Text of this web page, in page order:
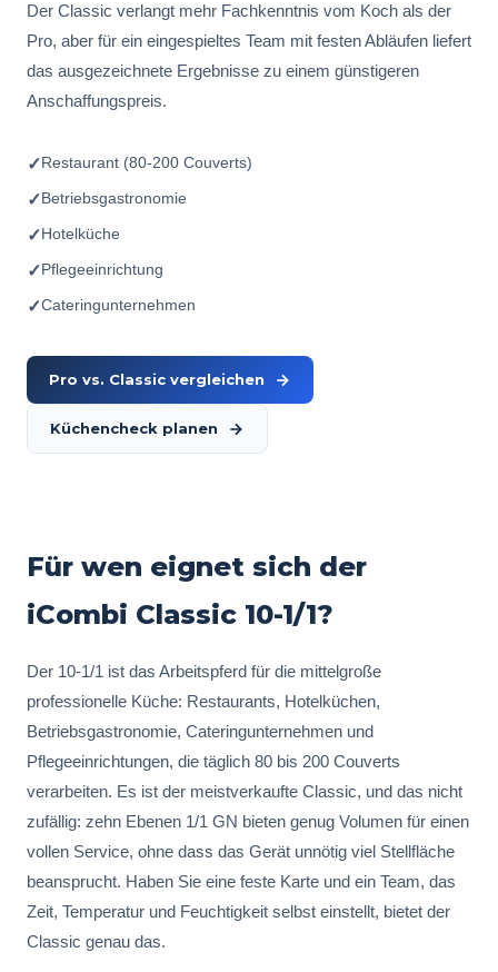
Der Classic verlangt mehr Fachkenntnis vom Koch als der
Pro, aber für ein eingespieltes Team mit festen Abläufen liefert
das ausgezeichnete Ergebnisse zu einem günstigeren
Anschaffungspreis.
✓Restaurant (80-200 Couverts)
✓Betriebsgastronomie
✓Hotelküche
✓Pflegeeinrichtung
✓Cateringunternehmen
Pro vs. Classic vergleichen
Küchencheck planen
Für wen eignet sich der
iCombi Classic 10-1/1?
Der 10-1/1 ist das Arbeitspferd für die mittelgroße
professionelle Küche: Restaurants, Hotelküchen,
Betriebsgastronomie, Cateringunternehmen und
Pflegeeinrichtungen, die täglich 80 bis 200 Couverts
verarbeiten. Es ist der meistverkaufte Classic, und das nicht
zufällig: zehn Ebenen 1/1 GN bieten genug Volumen für einen
vollen Service, ohne dass das Gerät unnötig viel Stellfläche
beansprucht. Haben Sie eine feste Karte und ein Team, das
Zeit, Temperatur und Feuchtigkeit selbst einstellt, bietet der
Classic genau das.